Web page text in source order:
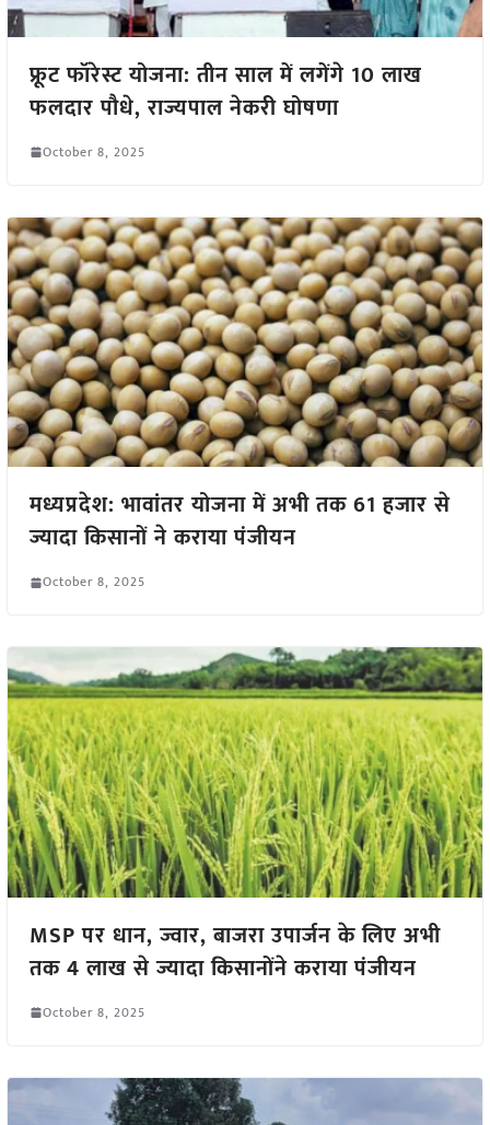
फ्रूट फॉरेस्ट योजना: तीन साल में लगेंगे 10 लाख
फलदार पौधे, राज्यपाल नेकरी घोषणा
October 8, 2025
मध्यप्रदेश: भावांतर योजना में अभी तक 61 हजार से
ज्यादा किसानों ने कराया पंजीयन
October 8, 2025
MSP पर धान, ज्वार, बाजरा उपार्जन के लिए अभी
तक 4 लाख से ज्यादा किसानोंने कराया पंजीयन
October 8, 2025